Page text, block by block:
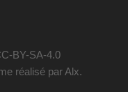
BY-SA-4.0
réalisé parAlx.